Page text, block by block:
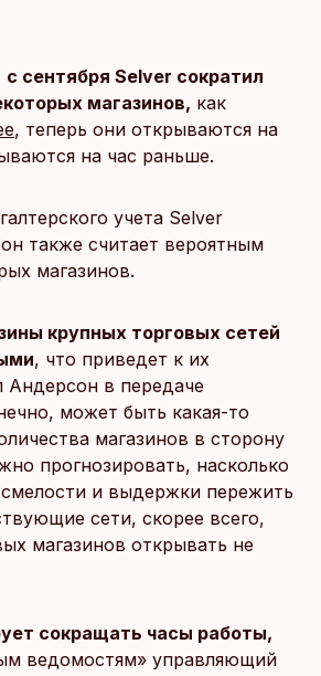
с сентября Selver сократил
магазинов, как
, теперь они открываются на
на час раньше.
учета Selver
также считает вероятным
магазинов.
крупных торговых сетей
, что приведет к их
Андерсон в передаче
может быть какая-то
магазинов в сторону
прогнозировать, насколько
и выдержки пережить
сети, скорее всего,
магазинов открывать не
сокращать часы работы,
ведомостям» управляющий